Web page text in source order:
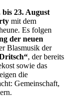
bis 23. August
mit dem
Es folgen
der neuen
Blasmusik der
, der bereits
sowie das
die
Gemeinschaft,